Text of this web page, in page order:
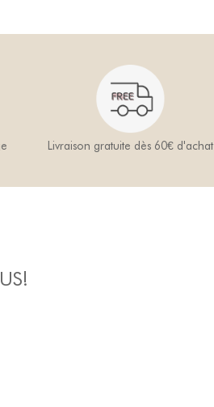
Livraison gratuite dès 60€ d'achat